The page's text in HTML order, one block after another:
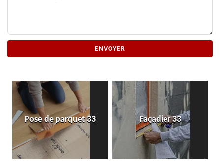
Pose de parquet 33 Façadier 33